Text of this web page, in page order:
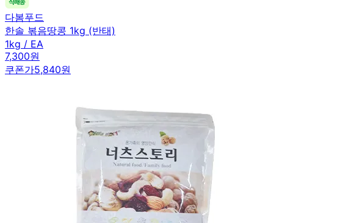
다봄푸드
한솔 볶음땅콩 1kg (반태)
1kg / EA
7,300원
쿠폰가5,840원